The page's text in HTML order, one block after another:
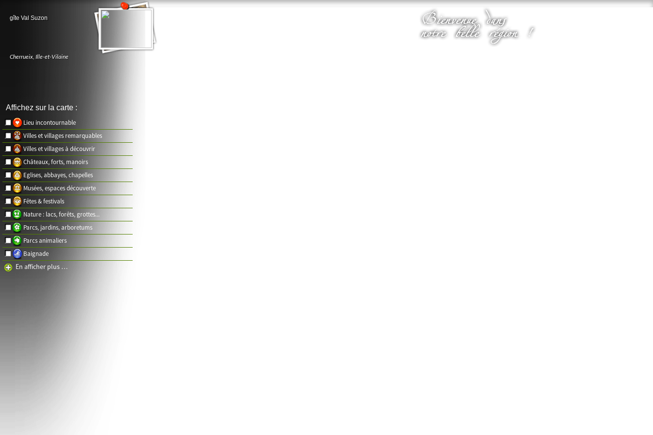
gîte Val Suzon
Cherrueix, Ille-et-Vilaine
Affichez sur la carte :
Lieu incontournable
Villes et villages remarquables
Villes et villages à découvrir
Châteaux, forts, manoirs
Eglises, abbayes, chapelles
Musées, espaces découverte
Fêtes & festivals
Nature : lacs, forêts, grottes...
Parcs, jardins, arboretums
Parcs animaliers
Baignade
En afficher plus …